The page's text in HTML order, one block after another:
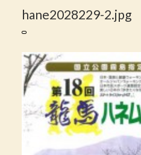
hane2028229-2.jpg